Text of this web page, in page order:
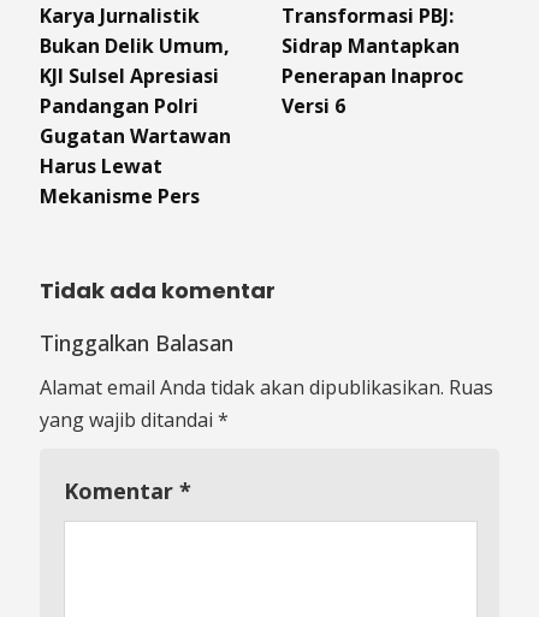
Karya Jurnalistik
Bukan Delik Umum,
KJI Sulsel Apresiasi
Pandangan Polri
Gugatan Wartawan
Harus Lewat
Mekanisme Pers
Transformasi PBJ:
Sidrap Mantapkan
Penerapan Inaproc
Versi 6
Tidak ada komentar
Tinggalkan Balasan
Alamat email Anda tidak akan dipublikasikan. Ruas
yang wajib ditandai *
Komentar *